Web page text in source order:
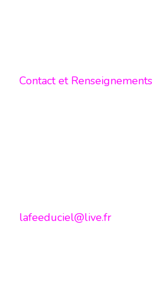
Contact et Renseignements
lafeeduciel@live.fr